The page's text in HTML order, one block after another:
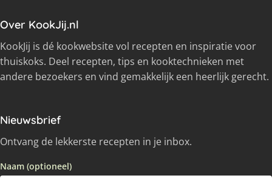
Over KookJij.nl
KookJij is dé kookwebsite vol recepten en inspiratie voor
thuiskoks. Deel recepten, tips en kooktechnieken met
andere bezoekers en vind gemakkelijk een heerlijk gerecht.
Nieuwsbrief
Ontvang de lekkerste recepten in je inbox.
Naam (optioneel)